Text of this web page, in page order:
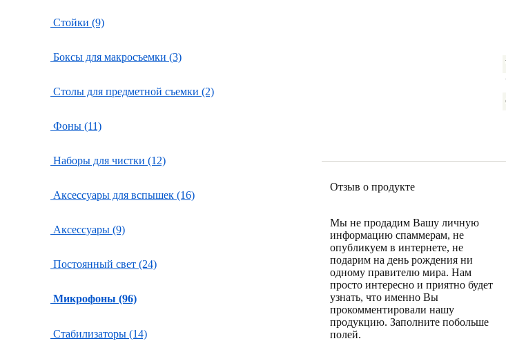
Стойки (9)
Боксы для макросъемки (3)
Столы для предметной съемки (2)
Фоны (11)
Наборы для чистки (12)
Аксессуары для вспышек (16)
Аксессуары (9)
Постоянный свет (24)
Микрофоны (96)
Стабилизаторы (14)
Отзыв о продукте
Мы не продадим Вашу личную
информацию спаммерам, не
опубликуем в интернете, не
подарим на день рождения ни
одному правителю мира. Нам
просто интересно и приятно будет
узнать, что именно Вы
прокомментировали нашу
продукцию. Заполните побольше
полей.